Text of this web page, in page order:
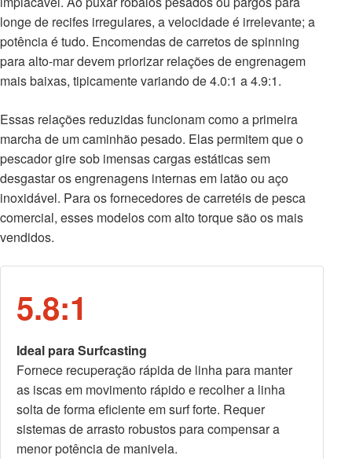
longe de recifes irregulares, a velocidade é irrelevante; a
potência é tudo. Encomendas de carretos de spinning
para alto-mar devem priorizar relações de engrenagem
mais baixas, tipicamente variando de 4.0:1 a 4.9:1.
Essas relações reduzidas funcionam como a primeira
marcha de um caminhão pesado. Elas permitem que o
pescador gire sob imensas cargas estáticas sem
desgastar os engrenagens internas em latão ou aço
inoxidável. Para os fornecedores de carretéis de pesca
comercial, esses modelos com alto torque são os mais
vendidos.
5.8:1
Ideal para Surfcasting
Fornece recuperação rápida de linha para manter
as iscas em movimento rápido e recolher a linha
solta de forma eficiente em surf forte. Requer
sistemas de arrasto robustos para compensar a
menor potência de manivela.